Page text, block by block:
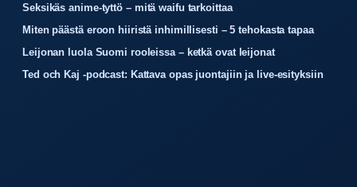
Seksikäs anime-tyttö – mitä waifu tarkoittaa
Miten päästä eroon hiiristä inhimillisesti – 5 tehokasta tapaa
Leijonan luola Suomi rooleissa – ketkä ovat leijonat
Ted och Kaj -podcast: Kattava opas juontajiin ja live-esityksiin